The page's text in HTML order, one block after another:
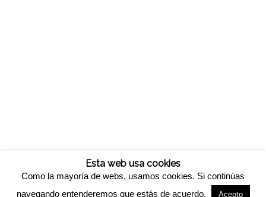
Esta web usa cookies
Como la mayoría de webs, usamos cookies. Si continúas
navegando entenderemos que estás de acuerdo.
Acepto